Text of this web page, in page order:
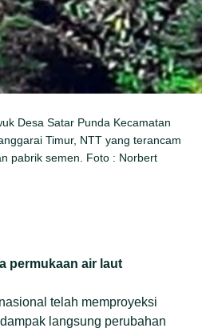
Desa Satar Punda Kecamatan
Timur, NTT yang terancam
pabrik semen. Foto : Norbert
permukaan air laut
telah memproyeksi
langsung perubahan